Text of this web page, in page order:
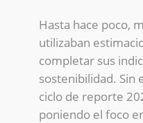
Hasta hace poco,
utilizaban
completar sus
sostenibilidad. Sin
ciclo de reporte
poniendo el foco